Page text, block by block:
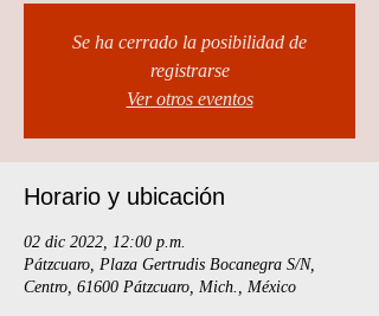
Se ha cerrado la posibilidad de
registrarse
Ver otros eventos
Horario y ubicación
02 dic 2022, 12:00 p.m.
Pátzcuaro, Plaza Gertrudis Bocanegra S/N,
Centro, 61600 Pátzcuaro, Mich., México